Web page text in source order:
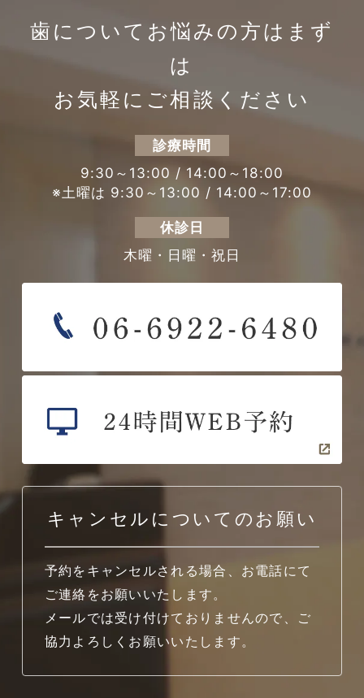
歯についてお悩みの方は まず
は
お気軽にご相談ください
診療時間
9:30～13:00 / 14:00～18:00
※土曜は 9:30～13:00 / 14:00～17:00
休診日
木曜・日曜・祝日
キャンセルについてのお願い
予約をキャンセルされる場合、お電話にて
ご連絡をお願いいたします。
メールでは受け付けておりませんので、ご
協力よろしくお願いいたします。